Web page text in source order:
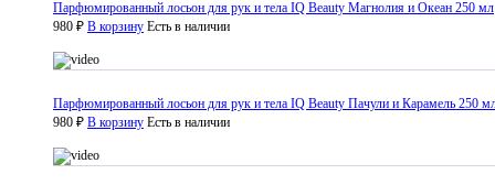
Парфюмированный лосьон для рук и тела IQ Beauty Магнолия и Океан 250 мл
980 ₽ В корзину Есть в наличии
Парфюмированный лосьон для рук и тела IQ Beauty Пачули и Карамель 250
980 ₽ В корзину Есть в наличии